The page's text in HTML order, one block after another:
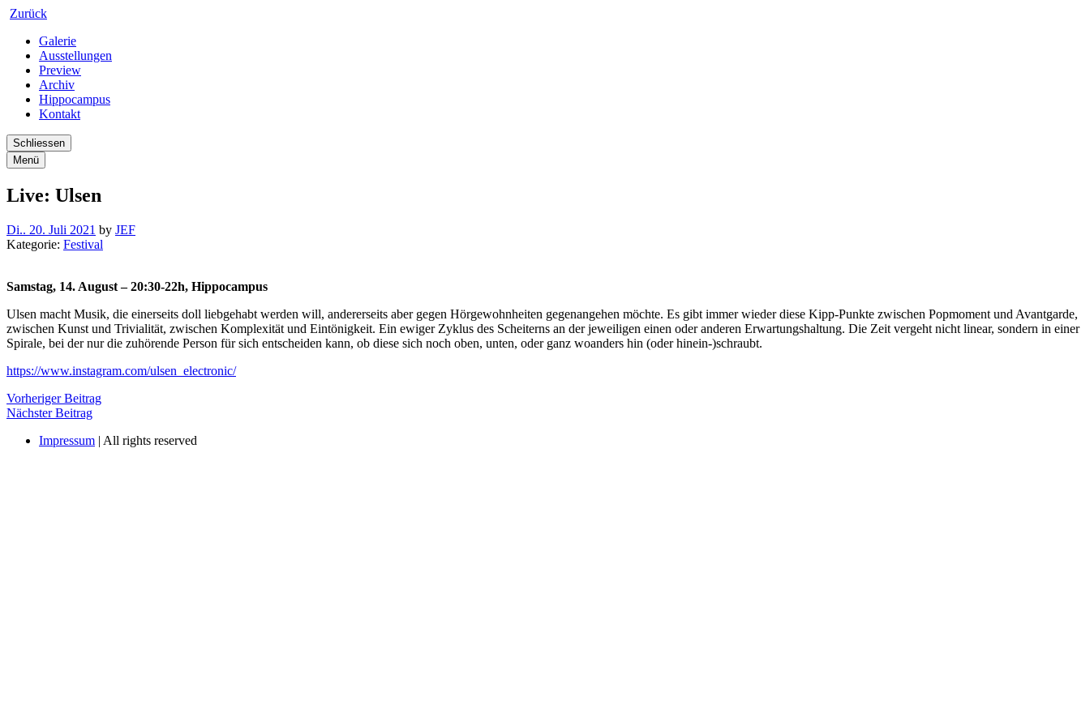
Zurück
Galerie
Ausstellungen
Preview
Archiv
Hippocampus
Kontakt
Schliessen
Menü
Live: Ulsen
Di.. 20. Juli 2021 by JEF
Kategorie: Festival
Samstag, 14. August – 20:30-22h, Hippocampus
Ulsen macht Musik, die einerseits doll liebgehabt werden will, andererseits aber gegen Hörgewohnheiten gegenangehen möchte. Es gibt immer wieder diese Kipp-Punkte zwischen Popmoment und Avantgarde,
zwischen Kunst und Trivialität, zwischen Komplexität und Eintönigkeit. Ein ewiger Zyklus des Scheiterns an der jeweiligen einen oder anderen Erwartungshaltung. Die Zeit vergeht nicht linear, sondern in einer
Spirale, bei der nur die zuhörende Person für sich entscheiden kann, ob diese sich noch oben, unten, oder ganz woanders hin (oder hinein-)schraubt.
https://www.instagram.com/ulsen_electronic/
Beitragsnavigation
Vorheriger BeitragVorheriger
Nächster BeitragNächster
Impressum | All rights reserved